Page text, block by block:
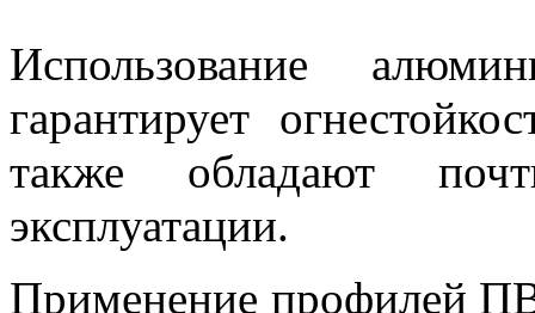
Использование
гарантирует
также обладают
эксплуатации.
Применение профилей